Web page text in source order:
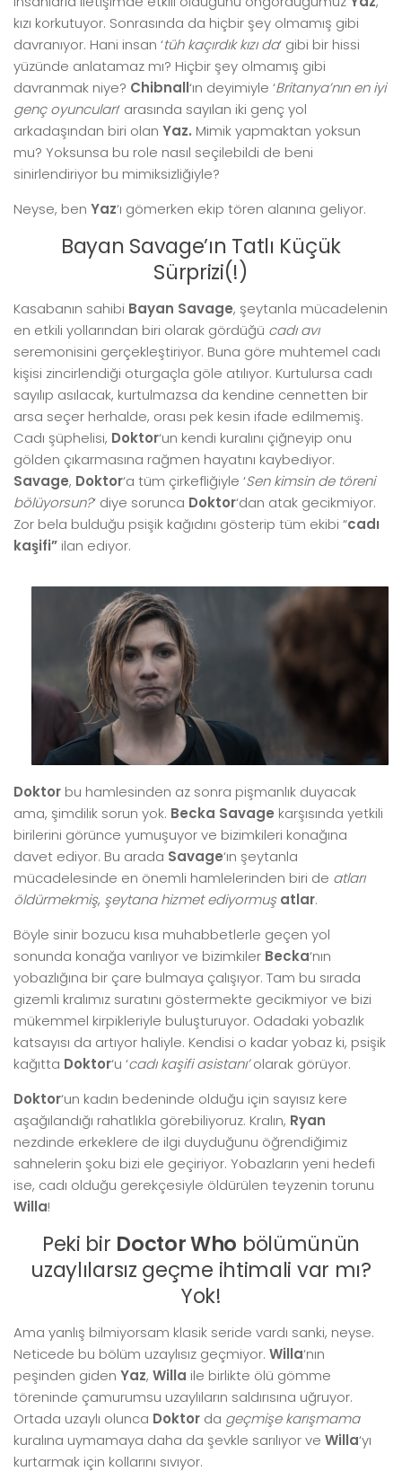
kızı korkutuyor. Sonrasında da hiçbir şey olmamış gibi
davranıyor. Hani insan ‘tüh kaçırdık kızı da‘ gibi bir hissi
yüzünde anlatamaz mı? Hiçbir şey olmamış gibi
davranmak niye? Chibnall‘ın deyimiyle ‘Britanya’nın en iyi
genç oyuncuları‘ arasında sayılan iki genç yol
arkadaşından biri olan Yaz. Mimik yapmaktan yoksun
mu? Yoksunsa bu role nasıl seçilebildi de beni
sinirlendiriyor bu mimiksizliğiyle?
Neyse, ben Yaz‘ı gömerken ekip tören alanına geliyor.
Bayan Savage’ın Tatlı Küçük
Sürprizi(!)
Kasabanın sahibi Bayan Savage, şeytanla mücadelenin
en etkili yollarından biri olarak gördüğü cadı avı
seremonisini gerçekleştiriyor. Buna göre muhtemel cadı
kişisi zincirlendiği oturgaçla göle atılıyor. Kurtulursa cadı
sayılıp asılacak, kurtulmazsa da kendine cennetten bir
arsa seçer herhalde, orası pek kesin ifade edilmemiş.
Cadı şüphelisi, Doktor‘un kendi kuralını çiğneyip onu
gölden çıkarmasına rağmen hayatını kaybediyor.
Savage, Doktor‘a tüm çirkefliğiyle ‘Sen kimsin de töreni
bölüyorsun?‘ diye sorunca Doktor‘dan atak gecikmiyor.
Zor bela bulduğu psişik kağıdını gösterip tüm ekibi “cadı
kaşifi” ilan ediyor.
Doktor bu hamlesinden az sonra pişmanlık duyacak
ama, şimdilik sorun yok. Becka Savage karşısında yetkili
birilerini görünce yumuşuyor ve bizimkileri konağına
davet ediyor. Bu arada Savage‘ın şeytanla
mücadelesinde en önemli hamlelerinden biri de atları
öldürmekmiş, şeytana hizmet ediyormuş atlar.
Böyle sinir bozucu kısa muhabbetlerle geçen yol
sonunda konağa varılıyor ve bizimkiler Becka‘nın
yobazlığına bir çare bulmaya çalışıyor. Tam bu sırada
gizemli kralımız suratını göstermekte gecikmiyor ve bizi
mükemmel kirpikleriyle buluşturuyor. Odadaki yobazlık
katsayısı da artıyor haliyle. Kendisi o kadar yobaz ki, psişik
kağıtta Doktor‘u ‘cadı kaşifi asistanı’olarak görüyor.
Doktor‘un kadın bedeninde olduğu için sayısız kere
aşağılandığı rahatlıkla görebiliyoruz. Kralın, Ryan
nezdinde erkeklere de ilgi duyduğunu öğrendiğimiz
sahnelerin şoku bizi ele geçiriyor. Yobazların yeni hedefi
ise, cadı olduğu gerekçesiyle öldürülen teyzenin torunu
Willa!
Peki bir Doctor Who bölümünün
uzaylılarsız geçme ihtimali var mı?
Yok!
Ama yanlış bilmiyorsam klasik seride vardı sanki, neyse.
Neticede bu bölüm uzaylısız geçmiyor. Willa‘nın
peşinden giden Yaz, Willa ile birlikte ölü gömme
töreninde çamurumsu uzaylıların saldırısına uğruyor.
Ortada uzaylı olunca Doktor da geçmişe karışmama
kuralına uymamaya daha da şevkle sarılıyor ve Willa‘yı
kurtarmak için kollarını sıvıyor.